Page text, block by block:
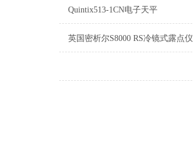
Quintix513-1CN电子天平
英国密析尔S8000 RS冷镜式露点仪